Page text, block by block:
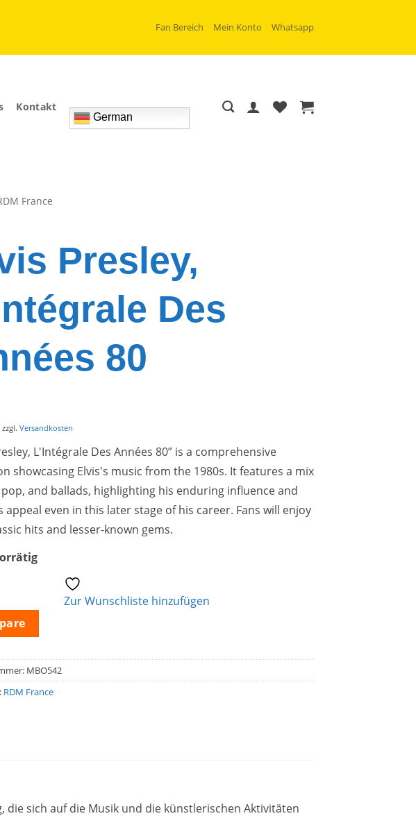
Fan Bereich Mein Konto Whatsapp
Kontakt
German
France
Presley,
Des
80
zzgl. Versandkosten
L'Intégrale Des Années 80” is a comprehensive
showcasing Elvis's music from the 1980s. It features a mix
and ballads, highlighting his enduring influence and
appeal even in this later stage of his career. Fans will enjoy
hits and lesser-known gems.
Zur Wunschliste hinzufügen
MBO542
RDM France
die sich auf die Musik und die künstlerischen Aktivitäten